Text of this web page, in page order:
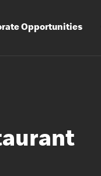
Opportunities